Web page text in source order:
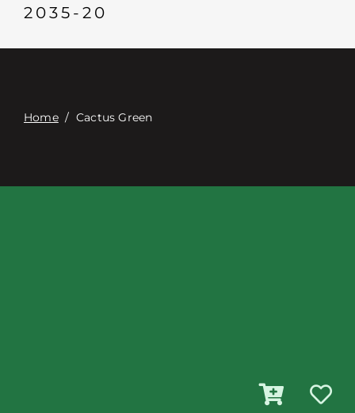
Связаться с
2035-20
Home/ Cactus Green